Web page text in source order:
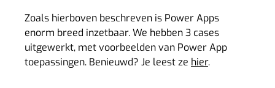
Zoals hierboven beschreven is Power Apps
enorm breed inzetbaar. We hebben 3 cases
uitgewerkt, met voorbeelden van Power App
toepassingen. Benieuwd? Je leest ze hier.